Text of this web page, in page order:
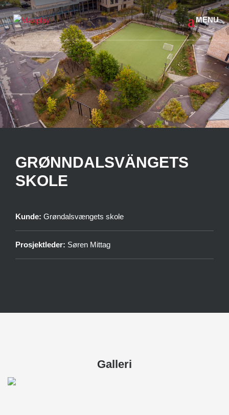
GRØNNDALSVÄNGETS
SKOLE
Kunde: Grøndalsvængets skole
Prosjektleder: Søren Mittag
Galleri